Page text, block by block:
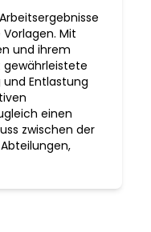
Mit
und ihrem
Entlastung
einen
zwischen der